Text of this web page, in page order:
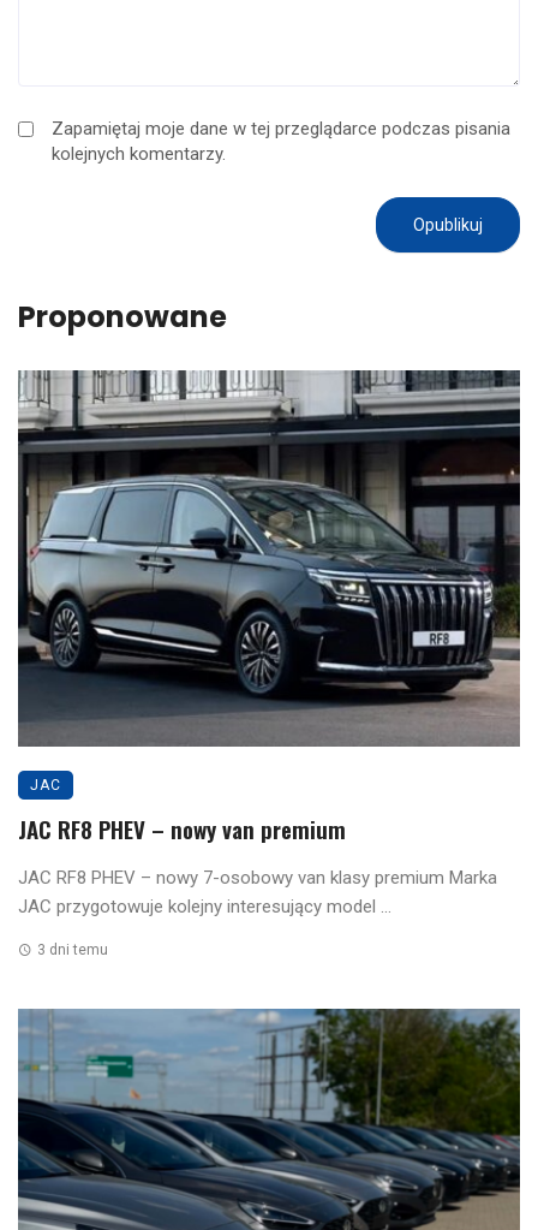
Zapamiętaj moje dane w tej przeglądarce podczas pisania
kolejnych komentarzy.
Proponowane
JAC
JAC RF8 PHEV – nowy van premium
JAC RF8 PHEV – nowy 7-osobowy van klasy premium Marka
JAC przygotowuje kolejny interesujący model ...
3 dni temu